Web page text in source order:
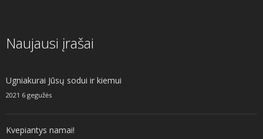
Naujausi įrašai
Ugniakurai Jūsų sodui ir kiemui
2021 6 gegužės
Kvepiantys namai!